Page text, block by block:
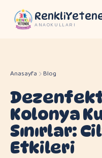
ANAOKULLARI
Anasayfa Blog
Kolonya
Sınırlar:
Etkileri